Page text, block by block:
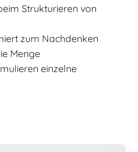
Strukturieren von
zum Nachdenken
Menge
einzelne